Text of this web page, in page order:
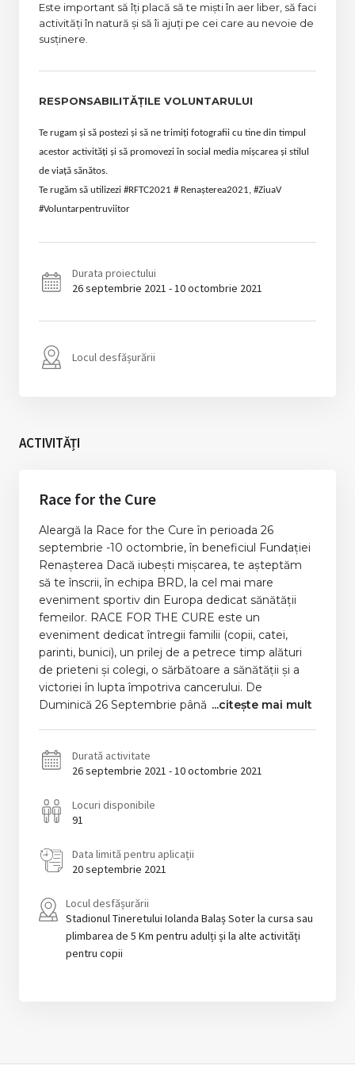
Este important să îți placă să te miști în aer liber, să faci
activități în natură și să îi ajuți pe cei care au nevoie de
susținere.
RESPONSABILITĂȚILE VOLUNTARULUI
Te rugam și să postezi și să ne trimiți fotografii cu tine din timpul
acestor activități și să promovezi în social media mișcarea și stilul
de viață sănătos.
Te rugăm să utilizezi #RFTC2021 # Renașterea2021, #ZiuaV
#Voluntarpentruviitor
Durata proiectului
26 septembrie 2021 - 10 octombrie 2021
Locul desfășurării
ACTIVITĂȚI
Race for the Cure
Aleargă la Race for the Cure în perioada 26
septembrie -10 octombrie, în beneficiul Fundației
Renașterea Dacă iubești mișcarea, te așteptăm
să te înscrii, în echipa BRD, la cel mai mare
eveniment sportiv din Europa dedicat sănătății
femeilor. RACE FOR THE CURE este un
eveniment dedicat întregii familii (copii, catei,
parinti, bunici), un prilej de a petrece timp alături
de prieteni și colegi, o sărbătoare a sănătății și a
victoriei în lupta împotriva cancerului. De
Duminică 26 Septembrie până ...citește mai mult
Durată activitate
26 septembrie 2021 - 10 octombrie 2021
Locuri disponibile
91
Data limită pentru aplicații
20 septembrie 2021
Locul desfășurării
Stadionul Tineretului Iolanda Balaș Soter la cursa sau
plimbarea de 5 Km pentru adulți și la alte activități
pentru copii